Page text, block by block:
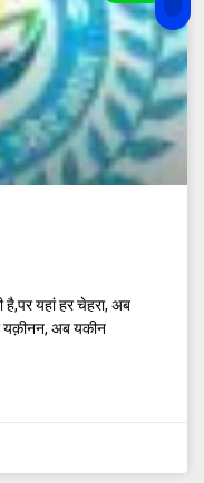
है,पर यहां हर चेहरा, अब
यक़ीनन, अब यकीन